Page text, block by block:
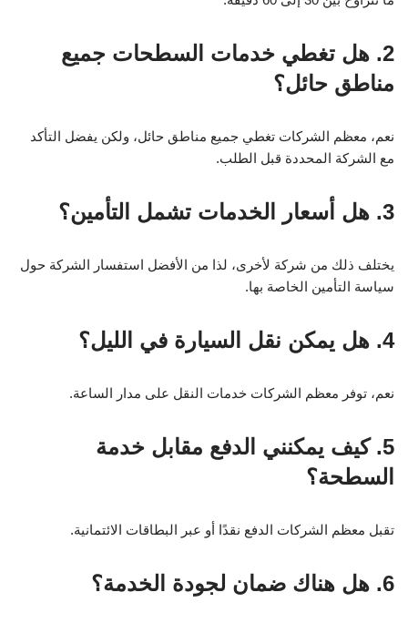
2. هل تغطي خدمات السطحات جميع
مناطق حائل؟
نعم، معظم الشركات تغطي جميع مناطق حائل، ولكن يفضل التأكد
مع الشركة المحددة قبل الطلب.
3. هل أسعار الخدمات تشمل التأمين؟
يختلف ذلك من شركة لأخرى، لذا من الأفضل استفسار الشركة حول
سياسة التأمين الخاصة بها.
4. هل يمكن نقل السيارة في الليل؟
نعم، توفر معظم الشركات خدمات النقل على مدار الساعة.
5. كيف يمكنني الدفع مقابل خدمة
السطحة؟
تقبل معظم الشركات الدفع نقدًا أو عبر البطاقات الائتمانية.
6. هل هناك ضمان لجودة الخدمة؟